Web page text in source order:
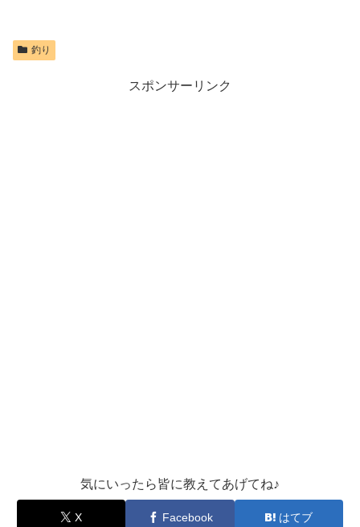
釣り
スポンサーリンク
気にいったら皆に教えてあげてね♪
X Facebook はてブ